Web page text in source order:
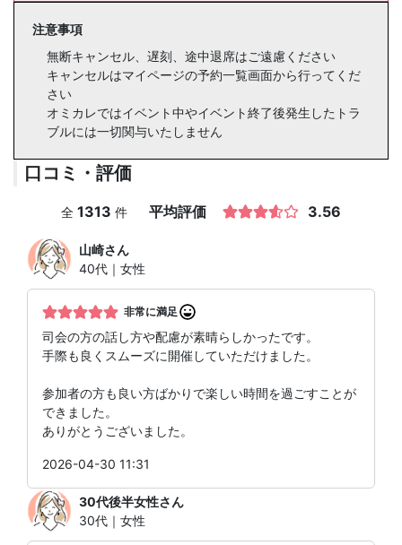
注意事項
無断キャンセル、遅刻、途中退席はご遠慮ください
キャンセルはマイページの予約一覧画面から行ってくだ
さい
オミカレではイベント中やイベント終了後発生したトラ
ブルには一切関与いたしません
口コミ・評価
全 1313 件 平均評価 3.56
山崎さん
40代｜女性
非常に満足
司会の方の話し方や配慮が素晴らしかったです。
手際も良くスムーズに開催していただけました。
参加者の方も良い方ばかりで楽しい時間を過ごすことが
できました。
ありがとうございました。
2026-04-30 11:31
30代後半女性さん
30代｜女性